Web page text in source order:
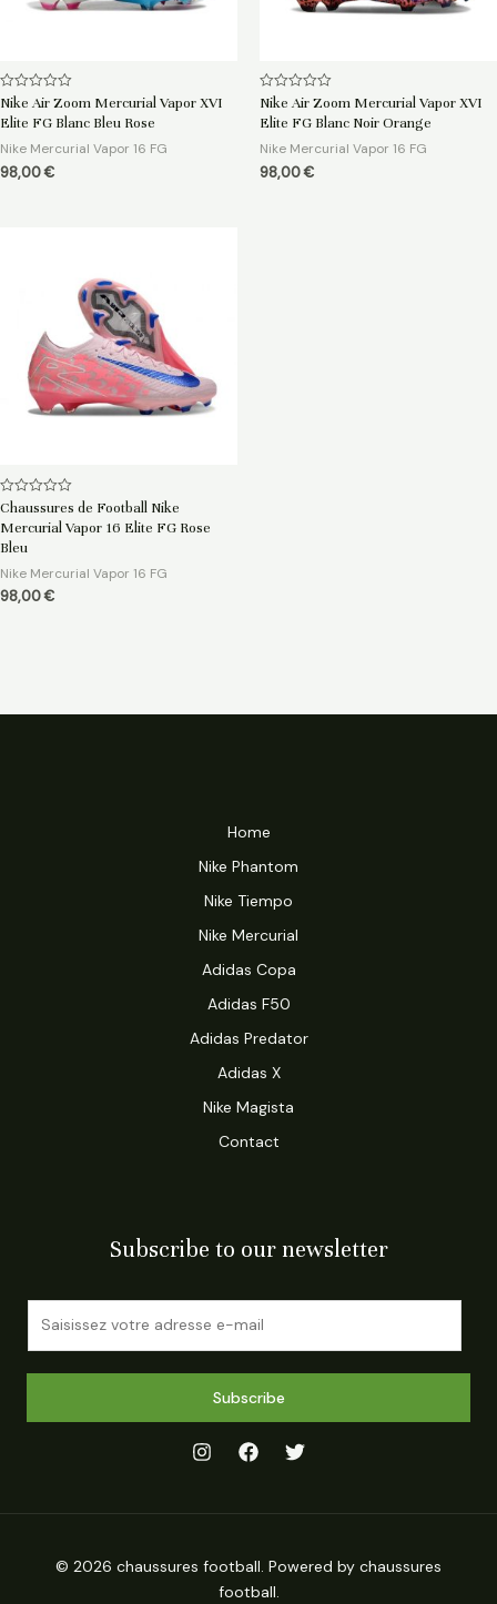
Note
sur
Nike Air Zoom Mercurial Vapor XVI
Elite FG Blanc Bleu Rose
Nike Mercurial Vapor 16 FG
98,00€
Note
sur
Nike Air Zoom Mercurial Vapor XVI
Elite FG Blanc Noir Orange
Nike Mercurial Vapor 16 FG
98,00€
Note
sur
5
Chaussures de Football Nike
Mercurial Vapor 16 Elite FG Rose
Bleu
Nike Mercurial Vapor 16 FG
98,00€
Home
Nike Phantom
Nike Tiempo
Nike Mercurial
Adidas Copa
Adidas F50
Adidas Predator
Adidas X
Nike Magista
Contact
Subscribe to our newsletter
Subscribe
© 2026 chaussures football. Powered by chaussures
football.